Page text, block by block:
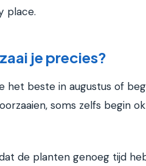
place.
je precies?
het beste in augustus of
soms zelfs begin
de planten genoeg tijd